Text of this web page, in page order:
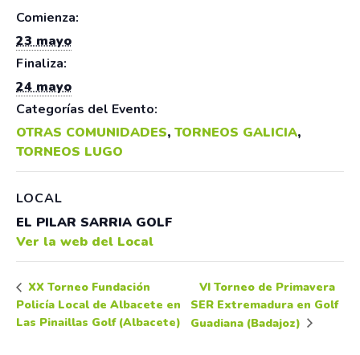
Comienza:
23 mayo
Finaliza:
24 mayo
Categorías del Evento:
OTRAS COMUNIDADES, TORNEOS GALICIA,
TORNEOS LUGO
LOCAL
EL PILAR SARRIA GOLF
Ver la web del Local
XX Torneo Fundación
Policía Local de Albacete en
Las Pinaillas Golf (Albacete)
VI Torneo de Primavera
SER Extremadura en Golf
Guadiana (Badajoz)